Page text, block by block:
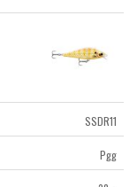
SSDR11
Pgg